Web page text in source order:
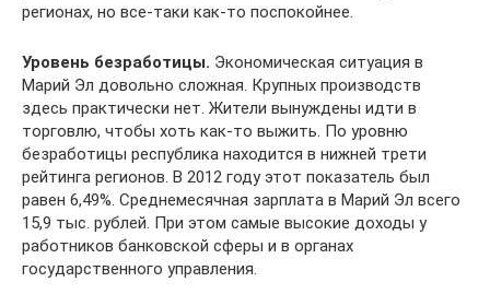
регионах, но все-таки как-то поспокойнее.
Уровень безработицы. Экономическая ситуация в
Марий Эл довольно сложная. Крупных производств
здесь практически нет. Жители вынуждены идти в
торговлю, чтобы хоть как-то выжить. По уровню
безработицы республика находится в нижней трети
рейтинга регионов. В 2012 году этот показатель был
равен 6,49%. Среднемесячная зарплата в Марий Эл всего
15,9 тыс. рублей. При этом самые высокие доходы у
работников банковской сферы и в органах
государственного управления.